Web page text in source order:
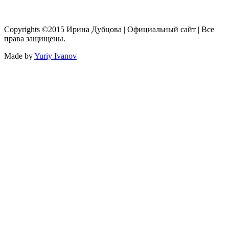
Copyrights ©2015 Ирина Дубцова | Официальный сайт | Все
права защищены.
Made byYuriy Ivanov